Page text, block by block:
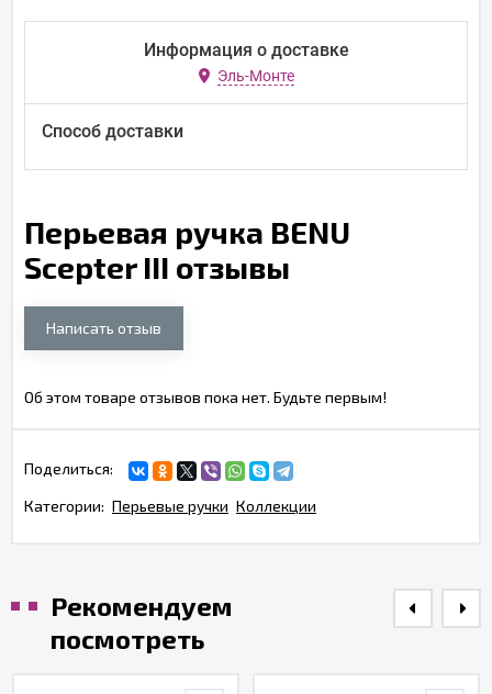
Информация о доставке
Эль-Монте
Способ доставки
Перьевая ручка BENU
Scepter III отзывы
Написать отзыв
Об этом товаре отзывов пока нет. Будьте первым!
Поделиться:
Категории: Перьевые ручки Коллекции
Рекомендуем
посмотреть